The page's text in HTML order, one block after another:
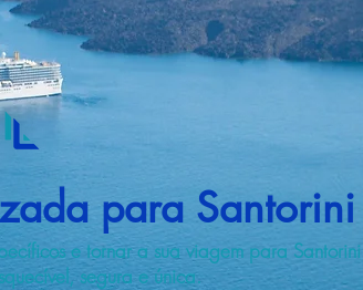
para Santorini
e tornar a sua viagem para
segura e única.